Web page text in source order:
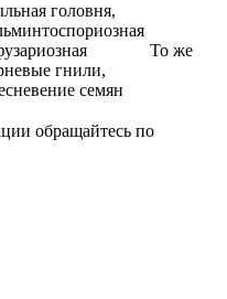
головня,
гнили,
семян
То же
обращайтесь по